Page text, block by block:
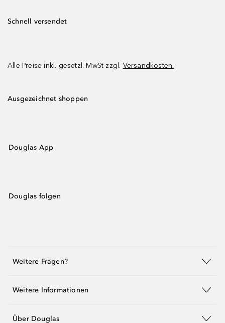
Schnell versendet
Alle Preise inkl. gesetzl. MwSt zzgl. Versandkosten.
Ausgezeichnet shoppen
Douglas App
Douglas folgen
Weitere Fragen?
Weitere Informationen
Über Douglas